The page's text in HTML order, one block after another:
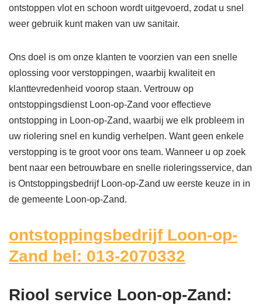
ontstoppen vlot en schoon wordt uitgevoerd, zodat u snel
weer gebruik kunt maken van uw sanitair.
Ons doel is om onze klanten te voorzien van een snelle
oplossing voor verstoppingen, waarbij kwaliteit en
klanttevredenheid voorop staan. Vertrouw op
ontstoppingsdienst Loon-op-Zand voor effectieve
ontstopping in Loon-op-Zand, waarbij we elk probleem in
uw riolering snel en kundig verhelpen. Want geen enkele
verstopping is te groot voor ons team. Wanneer u op zoek
bent naar een betrouwbare en snelle rioleringsservice, dan
is Ontstoppingsbedrijf Loon-op-Zand uw eerste keuze in in
de gemeente Loon-op-Zand.
ontstoppingsbedrijf Loon-op-
Zand bel: 013-2070332
Riool service Loon-op-Zand: